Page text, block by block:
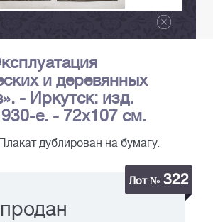
и деревянных
- Иркутск: изд.
е. - 72х107 см.
дублирован на бумагу.
Лот № 322